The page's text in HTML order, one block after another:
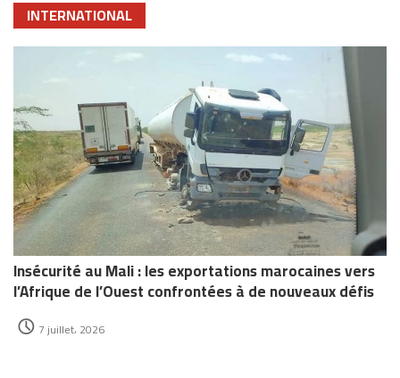
INTERNATIONAL
Insécurité au Mali : les exportations marocaines vers
l’Afrique de l’Ouest confrontées à de nouveaux défis
7 juillet، 2026